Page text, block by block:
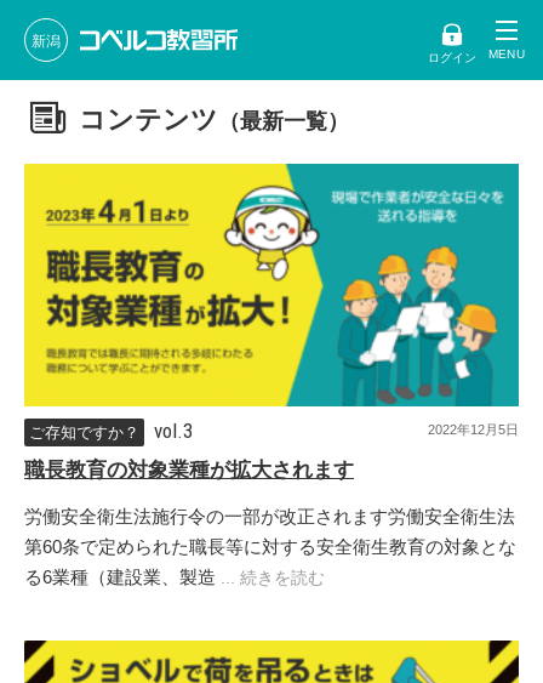
新潟
ログイン
コンテンツ （最新一覧）
ご存知ですか？ vol.3 2022年12月5日
職長教育の対象業種が拡大されます
労働安全衛生法施行令の一部が改正されます労働安全衛生法
第60条で定められた職長等に対する安全衛生教育の対象とな
る6業種（建設業、製造 ... 続きを読む